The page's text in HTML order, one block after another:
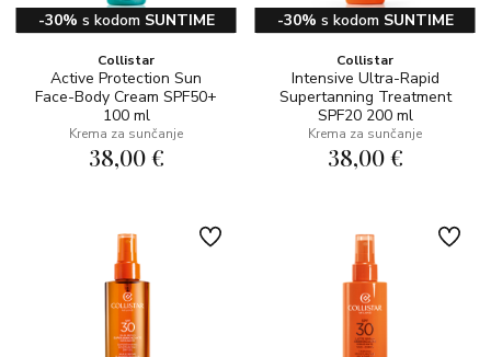
-30% s kodom SUNTIME
Collistar
Active Protection Sun
Face-Body Cream SPF50+
100 ml
Krema za sunčanje
38,00 €
-30% s kodom SUNTIME
Collistar
Intensive Ultra-Rapid
Supertanning Treatment
SPF20 200 ml
Krema za sunčanje
38,00 €